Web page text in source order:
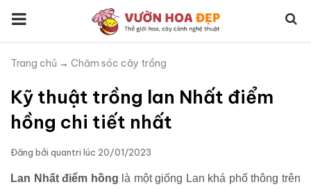
Trang chủ → Chăm sóc cây trồng
Kỹ thuật trồng lan Nhất điểm
hồng chi tiết nhất
Đăng bởi quantri lúc 20/01/2023
Lan Nhất điểm hồng là một giống Lan khá phổ thông trên